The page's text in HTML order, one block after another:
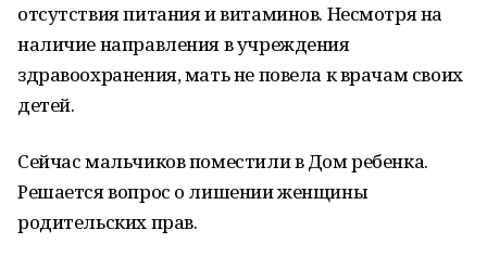
отсутствия питания и витаминов. Несмотря на
наличие направления в учреждения
здравоохранения, мать не повела к врачам своих
детей.
Сейчас мальчиков поместили в Дом ребенка.
Решается вопрос о лишении женщины
родительских прав.